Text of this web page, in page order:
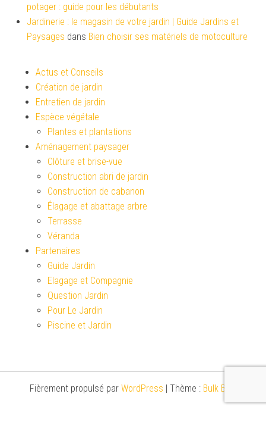
potager : guide pour les débutants
Jardinerie : le magasin de votre jardin | Guide Jardins et
Paysages dans Bien choisir ses matériels de motoculture
Actus et Conseils
Création de jardin
Entretien de jardin
Espèce végétale
Plantes et plantations
Aménagement paysager
Clôture et brise-vue
Construction abri de jardin
Construction de cabanon
Élagage et abattage arbre
Terrasse
Véranda
Partenaires
Guide Jardin
Elagage et Compagnie
Question Jardin
Pour Le Jardin
Piscine et Jardin
Fièrement propulsé par WordPress | Thème : Bulk Blog